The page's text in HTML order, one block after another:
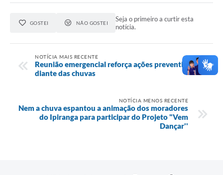
GOSTEI NÃO GOSTEI
Seja o primeiro a curtir esta
notícia.
NOTÍCIA MAIS RECENTE
Reunião emergencial reforça ações preventivas
diante das chuvas
NOTÍCIA MENOS RECENTE
Nem a chuva espantou a animação dos moradores
do Ipiranga para participar do Projeto "Vem
Dançar''